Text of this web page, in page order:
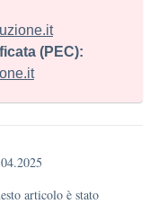
(PEC):
articolo è stato